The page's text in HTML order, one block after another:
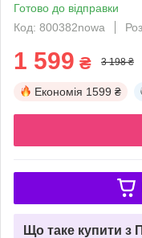
Готово до відправки
Код: 800382nowa
1 599 ₴ 3 198 ₴
Економія 1599 ₴
Що таке купити з